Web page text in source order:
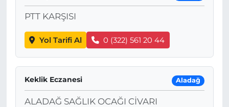
PTT KARŞISI
Yol Tarifi Al 0 (322) 561 20 44
Keklik Eczanesi Aladağ
ALADAĞ SAĞLIK OCAĞI CİVARI